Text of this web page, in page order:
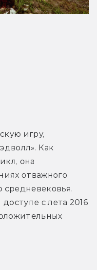
игру,
Как
она
отважного
с лета 2016